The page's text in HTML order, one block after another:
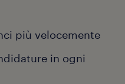
più velocemente
in ogni